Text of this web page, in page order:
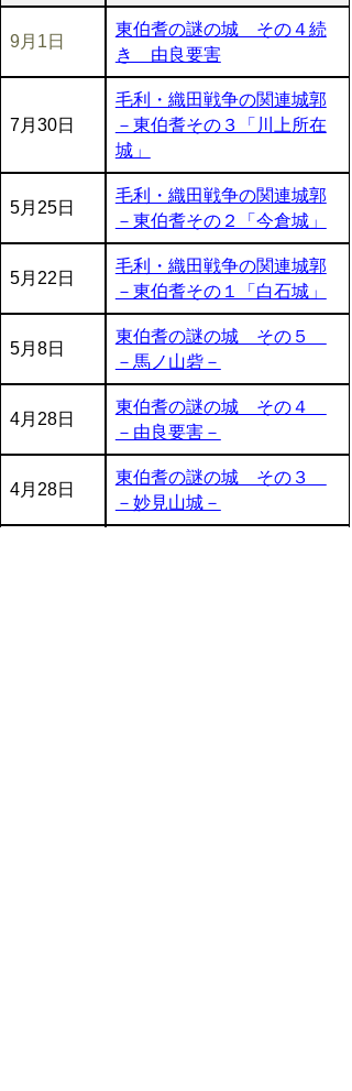
9月1日
東伯耆の謎の城 その４続
き 由良要害
7月30日
毛利・織田戦争の関連城郭
－東伯耆その３「川上所在
城」
5月25日
毛利・織田戦争の関連城郭
－東伯耆その２「今倉城」
5月22日
毛利・織田戦争の関連城郭
－東伯耆その１「白石城」
5月8日
東伯耆の謎の城 その５
－馬ノ山砦－
4月28日
東伯耆の謎の城 その４
－由良要害－
4月28日
東伯耆の謎の城 その３
－妙見山城－